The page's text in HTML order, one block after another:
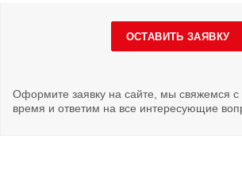
ОСТАВИТЬ ЗАЯВКУ
Оформите заявку на сайте, мы свяжемся
время и ответим на все интересующие